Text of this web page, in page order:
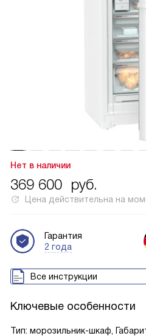
Нет в наличии
369 600 руб.
Цена действительна на
Гарантия
2 года
Все инструкции
Ключевые особенности
Тип: морозильник-шкаф,